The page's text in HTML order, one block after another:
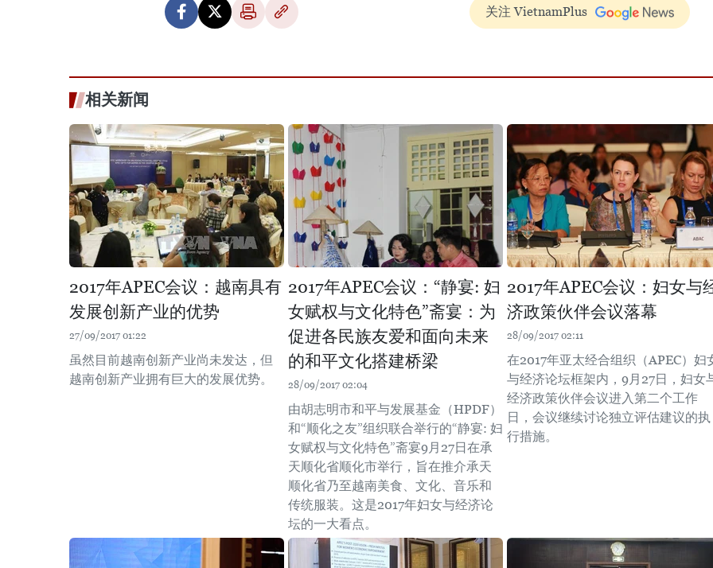
关注 VietnamPlus
相关新闻
2017年APEC会议：越南具有
发展创新产业的优势
27/09/2017 01:22
虽然目前越南创新产业尚未发达，但
越南创新产业拥有巨大的发展优势。
2017年APEC会议：“静宴: 妇
女赋权与文化特色”斋宴：为
促进各民族友爱和面向未来
的和平文化搭建桥梁
28/09/2017 02:04
由胡志明市和平与发展基金（HPDF）
和“顺化之友”组织联合举行的“静宴: 妇
女赋权与文化特色”斋宴9月27日在承
天顺化省顺化市举行，旨在推介承天
顺化省乃至越南美食、文化、音乐和
传统服装。这是2017年妇女与经济论
坛的一大看点。
2017年APEC会议：妇女与
济政策伙伴会议落幕
28/09/2017 02:11
在2017年亚太经合组织（APEC）妇
与经济论坛框架内，9月27日，妇女
经济政策伙伴会议进入第二个工作
日，会议继续讨论独立评估建议的执
行措施。